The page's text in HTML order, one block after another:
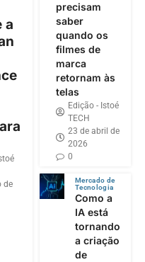
a
de
precisam
saber
quando os
filmes de
marca
retornam às
telas
Edição - Istoé
TECH
23 de abril de
2026
0
Mercado de
Tecnologia
Como a
IA está
tornando
a criação
de